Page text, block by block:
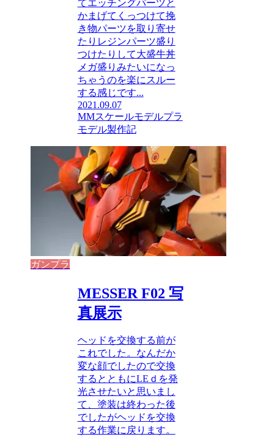
てエッチングパーツと
かまげてくっつけて挽
き物パーツを取り寄せ
たりレジンパーツ盛り
つけたりして大盛牛丼
メガ盛りみたいになっ
ちゃうのを楽にスルー
する感じです...
2021.09.07
MMスケールモデルプラ
モデル製作記
ガンプラ
MESSER F02 写
真展示
ヘッドを交換する前が
これでした。なんだか
変な顔でしたので交換
するとともにLEｄを発
光させたいと思いまし
て、塗装は終わった後
でしたがヘッドを交換
する作業に戻ります。